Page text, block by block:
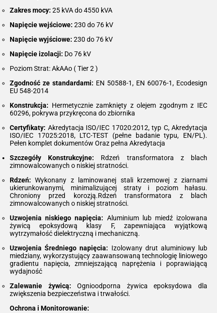
Zakres mocy: 25 kVA do 4550 kVA
Napięcie wejściowe: 230 do 76 kV
Napięcie wyjściowe: 230 do 76 kV
Napięcie izolacji: Do 76 kV
Poziom Strat: AkAAo ( Tier 2 )
Zgodność ze standardami: EN 50588-1, EN 60076-1, Ecodesign
EU 548-2014
Konstrukcja: Hermetycznie zamknięty z olejem zgodnym z IEC
60296, pokrywa przykręcona do zbiornika
Certyfikaty: Akredytacja ISO/IEC 17020:2012, typ C, Akredytacja
ISO/IEC 17025:2018, LTC-TEST (pełne badanie typu, EN/PL).
Pełen komplet dokumentów Oraz pełna Akredytacja
Szczegóły Konstrukcyjne: Rdzeń transformatora z blach
zimnowalcowanych o niskiej stratności.
Rdzeń: Wykonany z laminowanej stali krzemowej z ziarnami
ukierunkowanymi, minimalizującej straty i poziom hałasu.
Chroniony przed korozją.Rdzeń transformatora z blach
zimnowalcowanych o niskiej stratności.
Uzwojenia niskiego napięcia: Aluminium lub miedź izolowana
żywicą epoksydową klasy F, zapewniająca wyjątkową
wytrzymałość dielektryczną i mechaniczną.
Uzwojenia Średniego napięcia: Izolowany drut aluminiowy lub
miedziany, wykorzystujący zaawansowaną technologię liniowego
gradientu napięcia, zmniejszającą naprężenia i poprawiającą
wydajność
Zalewanie żywicą: Ognioodporna żywica epoksydowa dla
zwiększenia bezpieczeństwa i trwałości.
Ochrona i Monitorowanie: